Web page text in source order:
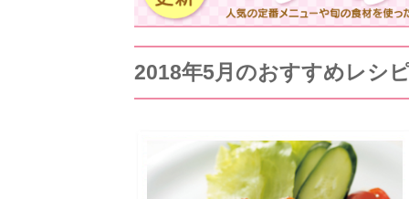
2018年5月のおすすめレシ